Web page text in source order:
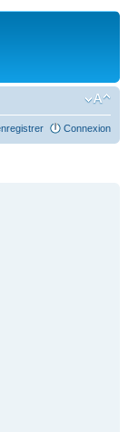
Connexion